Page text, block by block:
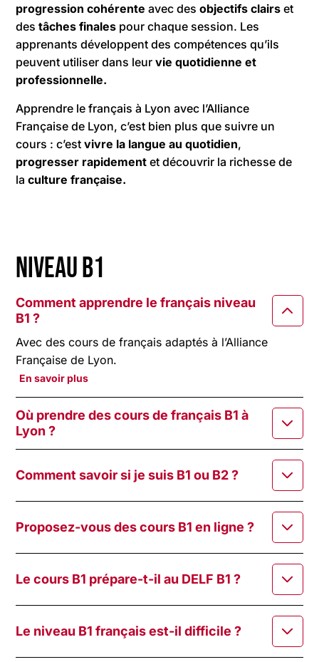
progression cohérente avec desobjectifs clairs et
destâches finales pour chaque session. Les
apprenants développent des compétences qu’ils
peuvent utiliser dans leur vie quotidienne et
professionnelle.
Apprendre le français à Lyon avec l’Alliance
Française de Lyon, c’est bien plus que suivre un
cours : c’estvivre la langue au quotidien,
progresser rapidement et découvrir la richesse de
la culture française.
Niveau B1
Comment apprendre le français niveau
B1 ?
Avec des cours de français adaptés à l’Alliance
Française de Lyon.
En savoir plus
Où prendre des cours de français B1 à
Lyon ?
Comment savoir si je suis B1 ou B2 ?
Proposez-vous des cours B1 en ligne ?
Le cours B1 prépare-t-il au DELF B1 ?
Le niveau B1 français est-il difficile ?